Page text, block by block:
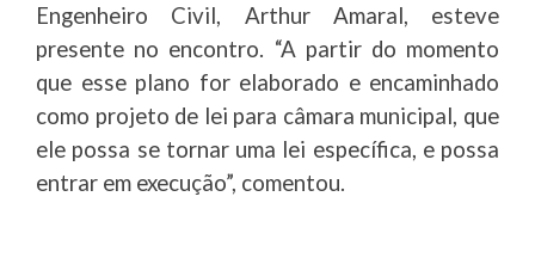
Engenheiro Civil, Arthur Amaral, esteve
presente no encontro. “A partir do momento
que esse plano for elaborado e encaminhado
como projeto de lei para câmara municipal, que
ele possa se tornar uma lei específica, e possa
entrar em execução”, comentou.